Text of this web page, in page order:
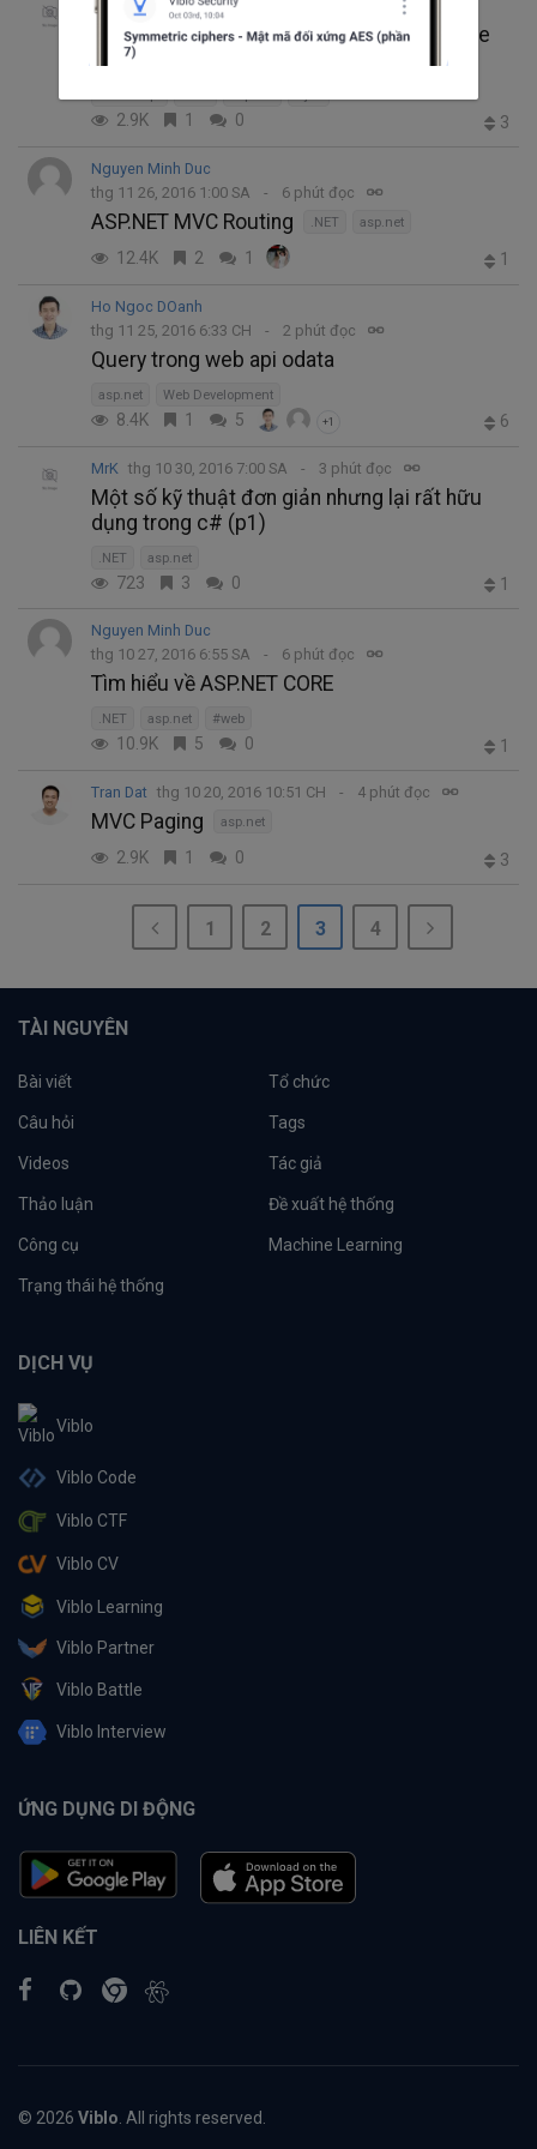
MrK thg 12 26, 2016 7:57 SA
Thiết lập môi trường phát triển asp.net core
trên ubuntu
2.9K 1 0 3
Nguyen Minh Duc
thg 11 26, 2016 1:00 SA
6 phút đọc
ASP.NET MVC Routing .NET asp.net
12.4K 2 1 1
Ho Ngoc DOanh
thg 11 25, 2016 6:33 CH
2 phút đọc
Query trong web api odata
asp.net Web Development
8.4K 1 5 +1 6
MrK thg 10 30, 2016 7:00 SA 3 phút đọc
Một số kỹ thuật đơn giản nhưng lại rất hữu
dụng trong c# (p1)
.NET asp.net
723 3 0 1
Nguyen Minh Duc
thg 10 27, 2016 6:55 SA
6 phút đọc
Tìm hiểu về ASP.NET CORE
.NET asp.net #web
10.9K 5 0 1
Tran Dat thg 10 20, 2016 10:51 CH 4 phút đọc
MVC Paging asp.net
2.9K 1 0 3
1 2 3 4
TÀI NGUYÊN
Bài viết Tổ chức
Câu hỏi Tags
Videos Tác giả
Thảo luận Đề xuất hệ thống
Công cụ Machine Learning
Trạng thái hệ thống
DỊCH VỤ
Viblo
Viblo Code
Viblo CTF
Viblo CV
Viblo Learning
Viblo Partner
Viblo Battle
Viblo Interview
ỨNG DỤNG DI ĐỘNG
LIÊN KẾT
© 2026 Viblo . All rights reserved.